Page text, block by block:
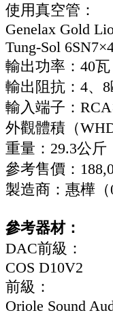
使用真空管：
Genelax Gold
Tung-Sol
輸出功率：40瓦
輸出阻抗：4、
輸入端子：
外觀體積（
重量：29.3公斤
參考售價：
製造商：惠樺（
參考器材：
DAC前級：
COS D10V2
前級：
Oriole Sound